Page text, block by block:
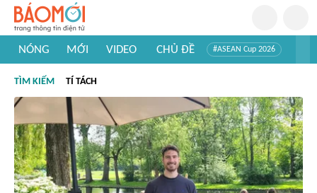
NÓNG MỚI VIDEO CHỦ ĐỀ #ASEAN Cup 2026
#Khám phá thế giới
TÌM KIẾM TÍ TÁCH